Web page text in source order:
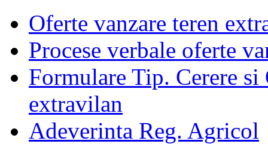
Oferte vanzare teren
Procese verbale oferte
Formulare Tip. Cerere si
extravilan
Adeverinta Reg. Agricol